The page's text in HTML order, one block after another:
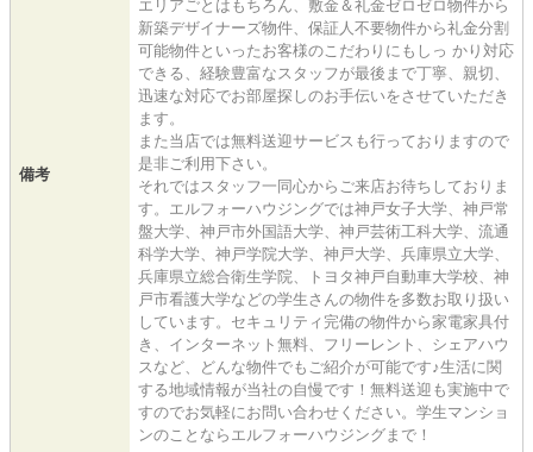
備考
エリアごとはもちろん、敷金＆礼金ゼロゼロ物件から
新築デザイナーズ物件、保証人不要物件から礼金分割
可能物件といったお客様のこだわりにもしっ かり対応
できる、経験豊富なスタッフが最後まで丁寧、親切、
迅速な対応でお部屋探しのお手伝いをさせていただき
ます。
また当店では無料送迎サービスも行っておりますので
是非ご利用下さい。
それではスタッフ一同心からご来店お待ちしておりま
す。エルフォーハウジングでは神戸女子大学、神戸常
盤大学、神戸市外国語大学、神戸芸術工科大学、流通
科学大学、神戸学院大学、神戸大学、兵庫県立大学、
兵庫県立総合衛生学院、トヨタ神戸自動車大学校、神
戸市看護大学などの学生さんの物件を多数お取り扱い
しています。セキュリティ完備の物件から家電家具付
き、インターネット無料、フリーレント、シェアハウ
スなど、どんな物件でもご紹介が可能です♪生活に関
する地域情報が当社の自慢です！無料送迎も実施中で
すのでお気軽にお問い合わせください。学生マンショ
ンのことならエルフォーハウジングまで！